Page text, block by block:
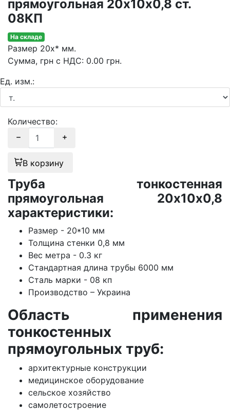
прямоугольная 20х10х0,8 ст.
08КП
На складе
Размер 20х* мм.
Сумма, грн с НДС: 0.00 грн.
Ед. изм.:
Количество:
В корзину
Труба тонкостенная
прямоугольная 20х10х0,8
характеристики:
Размер - 20*10 мм
Толщина стенки 0,8 мм
Вес метра - 0.3 кг
Стандартная длина трубы 6000 мм
Сталь марки - 08 кп
Производство – Украина
Область применения
тонкостенных
прямоугольных труб:
архитектурные конструкции
медицинское оборудование
сельское хозяйство
самолетостроение